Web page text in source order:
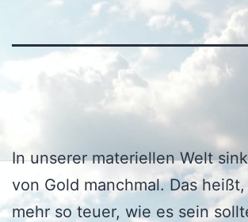
In unserer materiellen Welt
von Gold manchmal. Das
mehr so ​​teuer, wie es sein